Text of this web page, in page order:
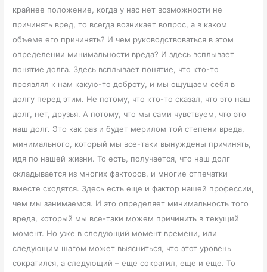
крайнее положение, когда у нас нет возможности не
причинять вред, то всегда возникает вопрос, а в каком
объеме его причинять? И чем руководствоваться в этом
определении минимальности вреда? И здесь всплывает
понятие долга. Здесь всплывает понятие, что кто-то
проявлял к нам какую-то доброту, и мы ощущаем себя в
долгу перед этим. Не потому, что кто-то сказал, что это наш
долг, нет, друзья. А потому, что мы сами чувствуем, что это
наш долг. Это как раз и будет мерилом той степени вреда,
минимального, который мы все-таки вынуждены причинять,
идя по нашей жизни. То есть, получается, что наш долг
складывается из многих факторов, и многие отпечатки
вместе сходятся. Здесь есть еще и фактор нашей профессии,
чем мы занимаемся. И это определяет минимальность того
вреда, который мы все-таки можем причинить в текущий
момент. Но уже в следующий момент времени, или
следующим шагом может выясниться, что этот уровень
сократился, а следующий – еще сократил, еще и еще. То